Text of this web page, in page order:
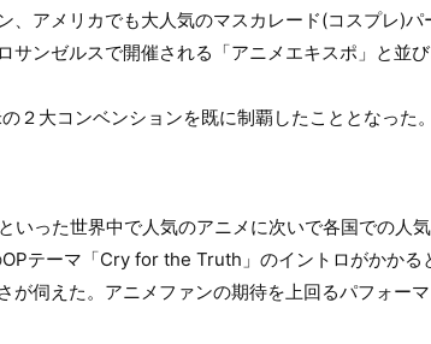
、アメリカでも大人気のマスカレード(コスプレ)
サンゼルスで開催される「アニメエキスポ」と並
２大コンベンションを既に制覇したこととなった。
といった世界中で人気のアニメに次いで各国での人
テーマ「Cry for the Truth」のイントロがかかる
が伺えた。アニメファンの期待を上回るパフォー